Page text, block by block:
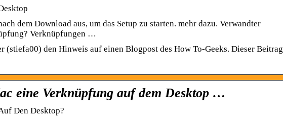
dem Download aus, um das Setup zu starten. mehr dazu. Verwandter
Verknüpfungen …
(stiefa00) den Hinweis auf einen Blogpost des How To-Geeks. Dieser Beitrag
eine Verknüpfung auf dem Desktop …
Den Desktop?